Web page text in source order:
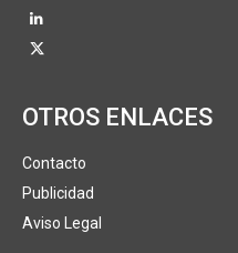
OTROS ENLACES
Contacto
Publicidad
Aviso Legal